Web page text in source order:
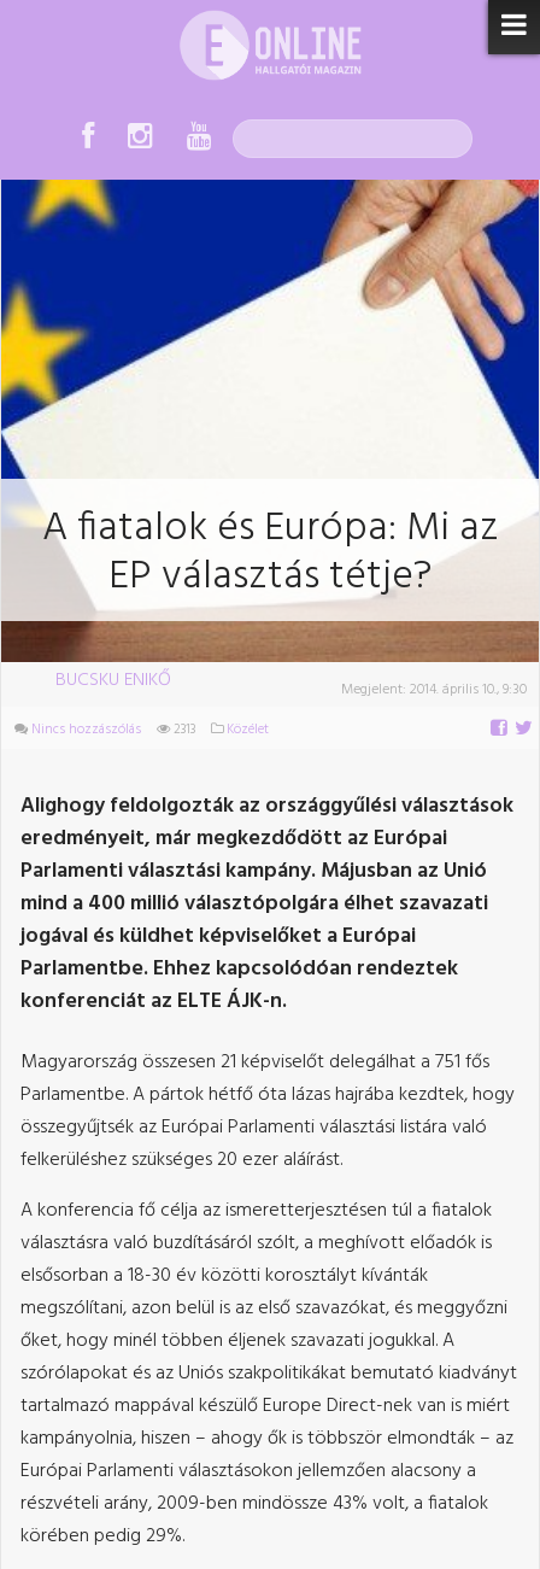
A fiatalok és Európa: Mi az
EP választás tétje?
BUCSKU ENIKŐ Megjelent: 2014. április 10., 9:30
Nincs hozzászólás 2313 Közélet
Alighogy feldolgozták az országgyűlési választások
eredményeit, már megkezdődött az Európai
Parlamenti választási kampány. Májusban az Unió
mind a 400 millió választópolgára élhet szavazati
jogával és küldhet képviselőket a Európai
Parlamentbe. Ehhez kapcsolódóan rendeztek
konferenciát az ELTE ÁJK-n.
Magyarország összesen 21 képviselőt delegálhat a 751 fős
Parlamentbe. A pártok hétfő óta lázas hajrába kezdtek, hogy
összegyűjtsék az Európai Parlamenti választási listára való
felkerüléshez szükséges 20 ezer aláírást.
A konferencia fő célja az ismeretterjesztésen túl a fiatalok
választásra való buzdításáról szólt, a meghívott előadók is
elsősorban a 18-30 év közötti korosztályt kívánták
megszólítani, azon belül is az első szavazókat, és meggyőzni
őket, hogy minél többen éljenek szavazati jogukkal. A
szórólapokat és az Uniós szakpolitikákat bemutató kiadványt
tartalmazó mappával készülő Europe Direct-nek van is miért
kampányolnia, hiszen – ahogy ők is többször elmondták – az
Európai Parlamenti választásokon jellemzően alacsony a
részvételi arány, 2009-ben mindössze 43% volt, a fiatalok
körében pedig 29%.